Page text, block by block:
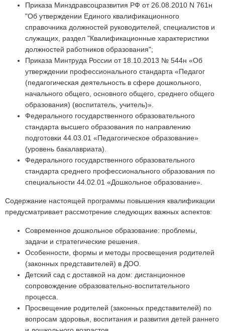
Приказа Минздравсоцразвития РФ от 26.08.2010 N 761н
"Об утверждении Единого квалификационного
справочника должностей руководителей, специалистов и
служащих, раздел "Квалификационные характеристики
должностей работников образования";
Приказа Минтруда России от 18.10.2013 № 544н «Об
утверждении профессионального стандарта «Педагог
(педагогическая деятельность в сфере дошкольного,
начального общего, основного общего, среднего общего
образования) (воспитатель, учитель)».
Федерального государственного образовательного
стандарта высшего образования по направлению
подготовки 44.03.01 «Педагогическое образование»
(уровень бакалавриата).
Федерального государственного образовательного
стандарта среднего профессионального образования по
специальности 44.02.01 «Дошкольное образование».
Содержание настоящей программы повышения квалификации
предусматривает рассмотрение следующих важных аспектов:
Современное дошкольное образование: проблемы,
задачи и стратегические решения.
Особенности, формы и методы просвещения родителей
(законных представителей) в ДОО.
Детский сад с доставкой на дом: дистанционное
сопровождение образовательно-воспитательного
процесса.
Просвещение родителей (законных представителей) по
вопросам здоровья, воспитания и развития детей раннего